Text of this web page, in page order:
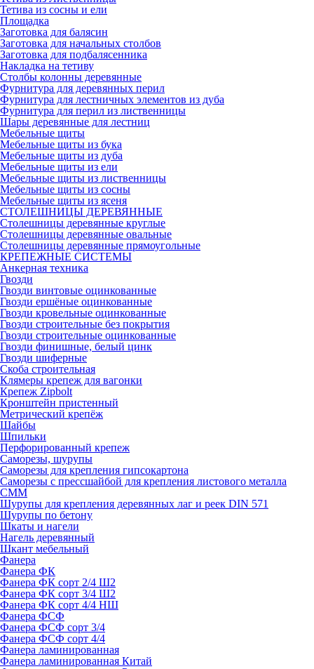
Тетива из сосны и ели
Площадка
Заготовка для балясин
Заготовка для начальных столбов
Заготовка для подбалясенника
Накладка на тетиву
Столбы колонны деревянные
Фурнитура для деревянных перил
Фурнитура для лестничных элементов из дуба
Фурнитура для перил из лиственницы
Шары деревянные для лестниц
Мебельные щиты
Мебельные щиты из бука
Мебельные щиты из дуба
Мебельные щиты из ели
Мебельные щиты из лиственницы
Мебельные щиты из сосны
Мебельные щиты из ясеня
СТОЛЕШНИЦЫ ДЕРЕВЯННЫЕ
Столешницы деревянные круглые
Столешницы деревянные овальные
Столешницы деревянные прямоугольные
КРЕПЕЖНЫЕ СИСТЕМЫ
Анкерная техника
Гвозди
Гвозди винтовые оцинкованные
Гвозди ершёные оцинкованные
Гвозди кровельные оцинкованные
Гвозди строительные без покрытия
Гвозди строительные оцинкованные
Гвозди финишные, белый цинк
Гвозди шиферные
Скоба строительная
Клямеры крепеж для вагонки
Крепеж Zipbolt
Кронштейн пристенный
Метрический крепёж
Шайбы
Шпильки
Перфорированный крепеж
Саморезы, шурупы
Саморезы для крепления гипсокартона
Саморезы с прессшайбой для крепления листового металла
СММ
Шурупы для крепления деревянных лаг и реек DIN 571
Шурупы по бетону
Шкаты и нагели
Нагель деревянный
Шкант мебельный
Фанера
Фанера ФК
Фанера ФК сорт 2/4 Ш2
Фанера ФК сорт 3/4 Ш2
Фанера ФК сорт 4/4 НШ
Фанера ФСФ
Фанера ФСФ сорт 3/4
Фанера ФСФ сорт 4/4
Фанера ламинированная
Фанера ламинированная Китай